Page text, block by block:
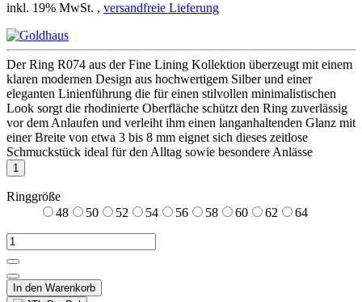
inkl. 19% MwSt. , versandfreie Lieferung
Der Ring R074 aus der Fine Lining Kollektion überzeugt mit einem
klaren modernen Design aus hochwertigem Silber und einer
eleganten Linienführung die für einen stilvollen minimalistischen
Look sorgt die rhodinierte Oberfläche schützt den Ring zuverlässig
vor dem Anlaufen und verleiht ihm einen langanhaltenden Glanz mit
einer Breite von etwa 3 bis 8 mm eignet sich dieses zeitlose
Schmuckstück ideal für den Alltag sowie besondere Anlässe
Ringgröße
48
50 52 54 56 58 60 62 64
In den Warenkorb